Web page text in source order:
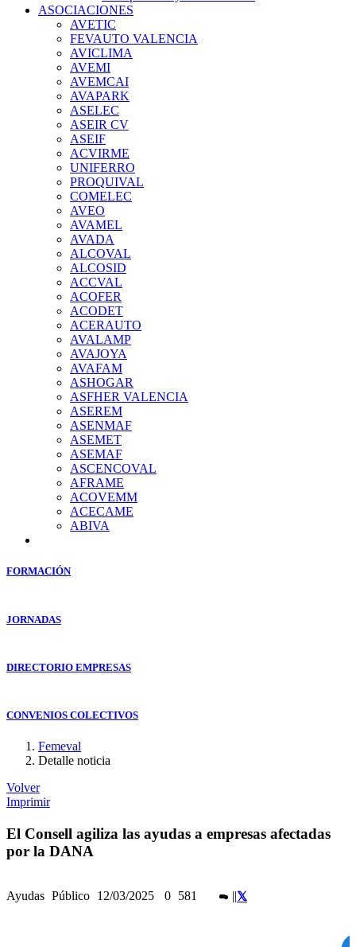
ASOCIACIONES
AVETIC
FEVAUTO VALENCIA
AVICLIMA
AVEMI
AVEMCAI
AVAPARK
ASELEC
ASEIR CV
ASEIF
ACVIRME
UNIFERRO
PROQUIVAL
COMELEC
AVEO
AVAMEL
AVADA
ALCOVAL
ALCOSID
ACCVAL
ACOFER
ACODET
ACERAUTO
AVALAMP
AVAJOYA
AVAFAM
ASHOGAR
ASFHER VALENCIA
ASEREM
ASENMAF
ASEMET
ASEMAF
ASCENCOVAL
AFRAME
ACOVEMM
ACECAME
ABIVA
FORMACIÓN
JORNADAS
DIRECTORIO EMPRESAS
CONVENIOS COLECTIVOS
Femeval
Detalle noticia
Volver
Imprimir
El Consell agiliza las ayudas a empresas afectadas
por la DANA
Ayudas Público 12/03/2025 0 581 ||